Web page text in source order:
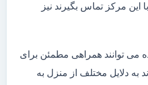
تلفن ثابت 02177878383 با این مرکز تماس بگیرند نیز
می توانند همراهی مطمئن برای
به دلایل مختلف از منزل به